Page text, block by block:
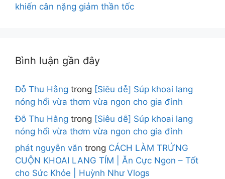
khiến cân nặng giảm thần tốc
Bình luận gần đây
Đỗ Thu Hằng trong [Siêu dễ] Súp khoai lang
nóng hổi vừa thơm vừa ngon cho gia đình
Đỗ Thu Hằng trong [Siêu dễ] Súp khoai lang
nóng hổi vừa thơm vừa ngon cho gia đình
phát nguyễn văn trong CÁCH LÀM TRỨNG
CUỘN KHOAI LANG TÍM | Ăn Cực Ngon – Tốt
cho Sức Khỏe | Huỳnh Như Vlogs